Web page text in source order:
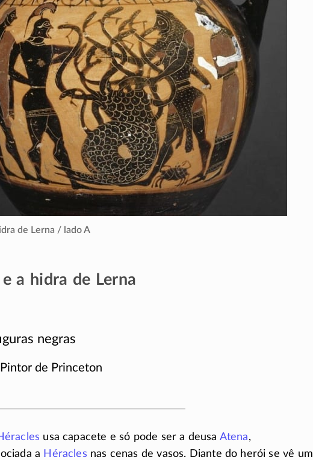
de Lerna / lado A
e a hidra de Lerna
negras
de Princeton
usa capacete e só pode ser a deusa Atena,
a Héracles nas cenas de vasos. Diante do herói se vê um